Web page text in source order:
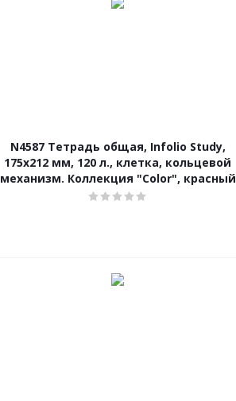
N4587 Тетрадь общая, Infolio Study,
175х212 мм, 120 л., клетка, кольцевой
механизм. Коллекция "Color", красный